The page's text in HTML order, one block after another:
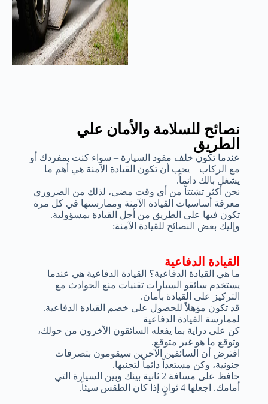
نصائح للسلامة والأمان علي
الطريق
عندما تكون خلف مقود السيارة – سواء كنت بمفردك أو
مع الركاب – يجب أن تكون القيادة الآمنة هي أهم ما
يشغل بالك دائماً.
نحن أكثر تشتتاً من أي وقت مضى، لذلك من الضروري
معرفة أساسيات القيادة الآمنة وممارستها في كل مرة
تكون فيها على الطريق من أجل القيادة بمسؤولية.
وإليك بعض النصائح للقيادة الآمنة:
القيادة الدفاعية
ما هي القيادة الدفاعية؟ القيادة الدفاعية هي عندما
يستخدم سائقو السيارات تقنيات منع الحوادث مع
التركيز على القيادة بأمان.
قد تكون مؤهلاً للحصول على خصم القيادة الدفاعية.
لممارسة القيادة الدفاعية
كن على دراية بما يفعله السائقون الآخرون من حولك،
وتوقع ما هو غير متوقع.
افترض أن السائقين الآخرين سيقومون بتصرفات
جنونية، وكن مستعداً دائماً لتجنبها.
حافظ على مسافة 2 ثانية بينك وبين السيارة التي
أمامك. اجعلها 4 ثوانٍ إذا كان الطقس سيئاً.